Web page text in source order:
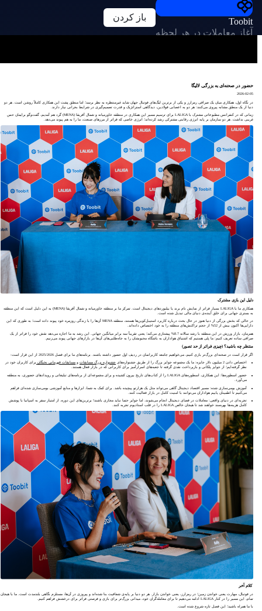
Toobit
آغاز معاملات در هر لحظه
باز کردن
حضور در صحنه‌ای به بزرگی لالیگا
2026-02-05
در نگاه اول، همکاری میان یک صرافی رمزارز و یکی از برترین لیگ‌های فوتبال جهان شاید غیرمنتظره به نظر برسد؛ اما منطق پشت این همکاری کاملاً روشن است. هر دو
دنیا از یک منطق مشابه پیروی می‌کنند: هر دو به اعصابی فولادین، دیدگاهی استراتژیک و قدرت تصمیم‌گیری در شرایط بحرانی نیاز دارند.
زمانی که در کنفرانس مطبوعاتی مشترک با LALIGA برای ترسیم مسیر این همکاری در منطقه خاورمیانه و شمال آفریقا (MENA) گرد هم آمدیم، گفت‌وگو برایمان حس
غریبی نداشت. هر دو سازمان بر پایه انرژی رقابتی مشترکی رشد کرده‌اند؛ انرژی خاصی که فراتر از مرزهای صنعت، ما را به هم پیوند می‌دهد.
دلیل این بازی مشترک
همکاری ما با LALIGA بسیار فراتر از نمایش نام برند یا بیلبوردهای دیجیتال است. تمرکز ما بر منطقه خاورمیانه و شمال آفریقا (MENA) به این دلیل است که این منطقه
به بستری جهانی برای خلق آینده‌ی دنیای مالی تبدیل شده است.
در حالی که بخش بزرگی از دنیا هنوز در حال بحث درباره کاربرد استیبل‌کوین‌ها هستند، منطقه MENA آن‌ها را با زندگی روزمره خود پیوند داده است؛ به طوری که این
دارایی‌ها اکنون بیش از 52% از حجم تراکنش‌های منطقه را به خود اختصاص داده‌اند.
همزمان، بازار ورزش در این منطقه با رشد سالانه 8.7% پیشتازی می‌کند؛ یعنی تقریباً سه برابر میانگین جهانی. این رشد به ما اجازه می‌دهد نقش خود را فراتر از یک
صرافی ساده تعریف کنیم: ما پلی هستیم که اشتیاق هواداران به باشگاه محبوبشان را به جاه‌طلبی‌های آن‌ها در بازارهای جهانی پیوند می‌زنیم.
منتظر چه باشید؟ (چیزی فراتر از حد تصور)
اگر قرار است در صحنه‌ای بزرگ‌تر بازی کنیم، می‌خواهیم جامعه کاربرانمان در ردیف اول حضور داشته باشند. برنامه‌های ما برای فصل 2025/2026 از این قرار است:
اختصاص دادن 2 میلیون دلار جایزه: ما یک مجموعه جوایز بزرگ را از طریق جشنواره‌های جشنواره بزرگ مسابقاتو مسابقات قهرمانی نخبگان برای کاربران خود در
نظر گرفته‌ایم؛ از جوایز پلکانی و بازپرداخت نقدی گرفته تا جعبه‌های اسرارآمیز برای کاربرانی که در بازار فعال هستند.
حضور اسطوره‌ها: این همکاری، اسطوره‌های LALIGA را از کتاب‌های تاریخ بیرون کشیده و برای مجموعه‌ای از برنامه‌های تبلیغاتی و رویدادهای حضوری، به منطقه
می‌آورد.
آموزش بومی‌سازی شده: مسیر اقتصاد دیجیتال گاهی می‌تواند مثل یک هزارتو پیچیده باشد. برای کمک به شما، ابزارها و منابع آموزشی بومی‌سازی شده‌ای فراهم
می‌کنیم تا اطمینان یابیم هواداران می‌توانند با امنیت کامل در بازار فعالیت کنند.
تجربه‌ای در دنیای واقعی: معاملات در فضای دیجیتال انجام می‌شوند، اما جوایز حتما نباید مجازی باشند! برترین‌های این دوره، از امتیاز سفر به اسپانیا با پوشش
کامل هزینه‌ها بهره‌مند خواهند شد تا هیجان خالص LALIGA را در قلب استادیوم تجربه کنند.
کلام آخر
در فوتبال، مهارت یعنی خواندن زمین؛ در رمزارز، یعنی خواندن بازار. هر دو دنیا بر پایه‌ی شفافیت بنا شده‌اند و پیروزی در آن‌ها، مستلزم نگاهی بلندمدت است. ما با هیجان
تمام، این مسیر را در کنار LALIGA ادامه می‌دهیم تا برای معامله‌گران خود، میدانی بزرگ‌تر برای بازی و فرصتی فراتر برای درخشش فراهم کنیم.
با ما همراه باشید؛ این فصل تازه شروع شده است.